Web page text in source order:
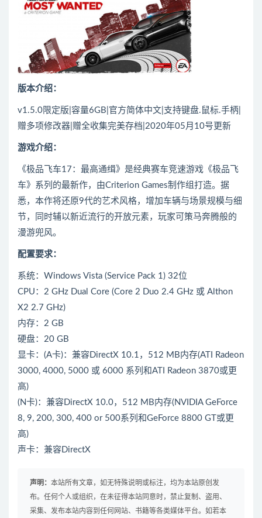
版本介绍：
v1.5.0限定版|容量6GB|官方简体中文|支持键盘.鼠标.手柄|
赠多项修改器|赠全收集完美存档|2020年05月10号更新
游戏介绍：
《极品飞车17：最高通缉》是经典赛车竞速游戏《极品飞
车》系列的最新作，由Criterion Games制作组打造。据
悉，本作将还原9代的艺术风格，增加车辆与场景规模与细
节，同时辅以新近流行的开放元素，玩家可策马奔腾般的
漫游兜风。
配置要求：
系统：Windows Vista (Service Pack 1) 32位
CPU：2 GHz Dual Core (Core 2 Duo 2.4 GHz 或 Althon
X2 2.7 GHz)
内存：2 GB
硬盘：20 GB
显卡：(A卡)：兼容DirectX 10.1，512 MB内存(ATI Radeon
3000, 4000, 5000 或 6000 系列和ATI Radeon 3870或更
高)
(N卡)：兼容DirectX 10.0，512 MB内存(NVIDIA GeForce
8, 9, 200, 300, 400 or 500系列和GeForce 8800 GT或更
高)
声卡：兼容DirectX
声明： 本站所有文章，如无特殊说明或标注，均为本站原创发
布。任何个人或组织，在未征得本站同意时，禁止复制、盗用、
采集、发布本站内容到任何网站、书籍等各类媒体平台。如若本